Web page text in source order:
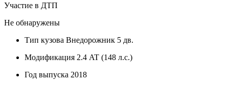
Участие в ДТП
Не обнаружены
Тип кузова Внедорожник 5 дв.
Модификация 2.4 AT (148 л.с.)
Год выпуска 2018